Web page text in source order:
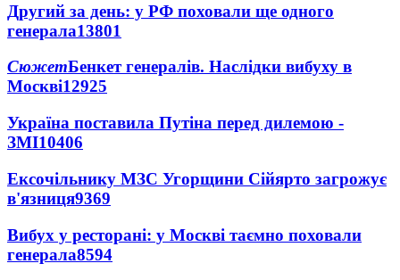
Другий за день: у РФ поховали ще одного
генерала13801
СюжетБенкет генералів. Наслідки вибуху в
Москві12925
Україна поставила Путіна перед дилемою -
ЗМІ10406
Ексочільнику МЗС Угорщини Сійярто загрожує
в'язниця9369
Вибух у ресторані: у Москві таємно поховали
генерала8594